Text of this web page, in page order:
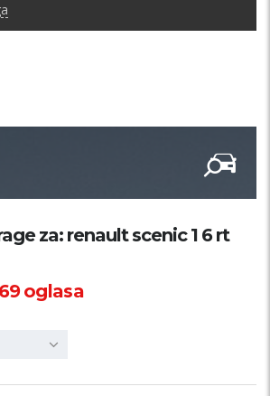
za: renault scenic 1 6 rt
oglasa